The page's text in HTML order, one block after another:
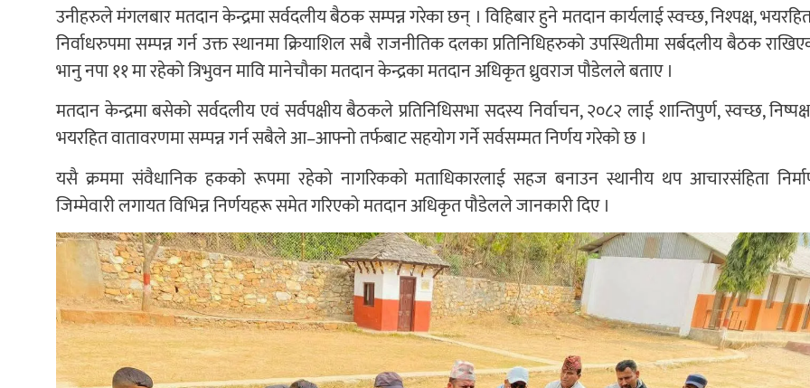
उनीहरुले मंगलबार मतदान केन्द्रमा सर्वदलीय बैठक सम्पन्न गरेका छन् । विहिबार हुने मतदान कार्यलाई स्वच्छ, निश्पक्ष,
निर्वाधरुपमा सम्पन्न गर्न उक्त स्थानमा क्रियाशिल सबै राजनीतिक दलका प्रतिनिधिहरुको उपस्थितीमा सर्बदलीय बैठक
भानु नपा ११ मा रहेको त्रिभुवन मावि मानेचौका मतदान केन्द्रका मतदान अधिकृत ध्रुवराज पौडेलले बताए ।
मतदान केन्द्रमा बसेको सर्वदलीय एवं सर्वपक्षीय बैठकले प्रतिनिधिसभा सदस्य निर्वाचन, २०८२ लाई शान्तिपुर्ण, स्वच्छ,
भयरहित वातावरणमा सम्पन्न गर्न सबैले आ–आफ्नो तर्फबाट सहयोग गर्ने सर्वसम्मत निर्णय गरेको छ ।
यसै क्रममा संवैधानिक हकको रूपमा रहेको नागरिकको मताधिकारलाई सहज बनाउन स्थानीय थप आचारसंहिता
जिम्मेवारी लगायत विभिन्न निर्णयहरू समेत गरिएको मतदान अधिकृत पौडेलले जानकारी दिए ।